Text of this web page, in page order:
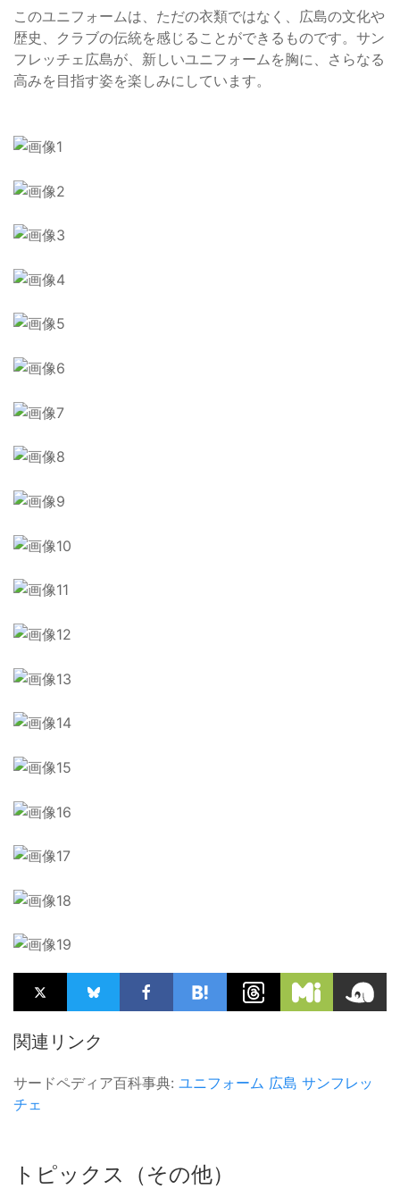
このユニフォームは、ただの衣類ではなく、広島の文化や
歴史、クラブの伝統を感じることができるものです。サン
フレッチェ広島が、新しいユニフォームを胸に、さらなる
高みを目指す姿を楽しみにしています。
関連リンク
サードペディア百科事典: ユニフォーム 広島 サンフレッ
チェ
トピックス（その他）